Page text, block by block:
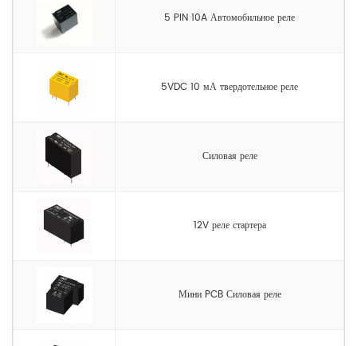
5 PIN 10A Автомобильное реле
5VDC 10 мА твердотельное реле
Силовая реле
12V реле стартера
Мини PCB Силовая реле